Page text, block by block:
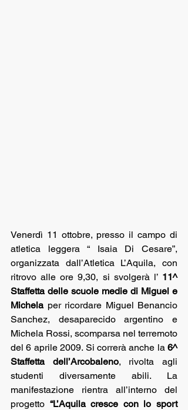
Venerdì 11 ottobre, presso il campo di
atletica leggera “ Isaia Di Cesare”,
organizzata dall’Atletica L’Aquila, con
ritrovo alle ore 9,30, si svolgerà l’ 11^
Staffetta delle scuole medie di Miguel e
Michela per ricordare Miguel Benancio
Sanchez, desaparecido argentino e
Michela Rossi, scomparsa nel terremoto
del 6 aprile 2009. Si correrà anche la 6^
Staffetta dell’Arcobaleno, rivolta agli
studenti diversamente abili. La
manifestazione rientra all’interno del
progetto “L’Aquila cresce con lo sport